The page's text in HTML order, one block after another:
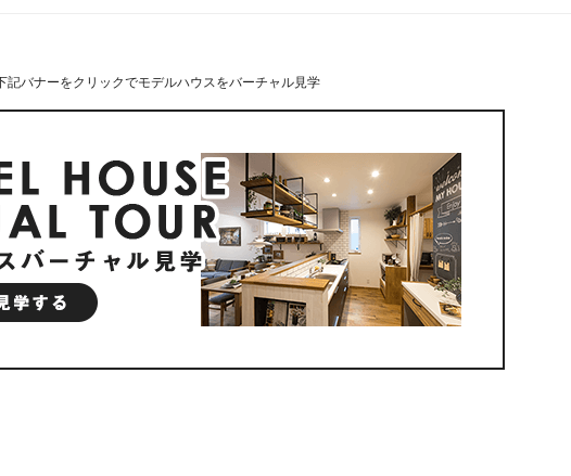
下記バナーをクリックでモデルハウスをバーチャル見学